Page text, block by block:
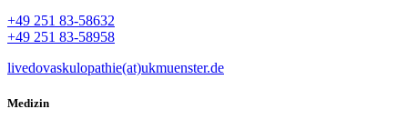
+49 251 83-58632
+49 251 83-58958
livedovaskulopathie(at)ukmuenster.de
Medizin